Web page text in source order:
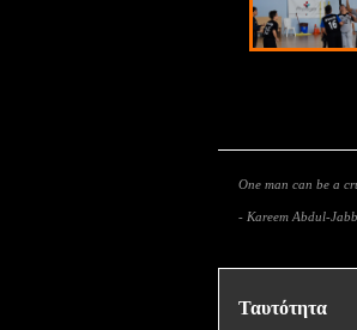
One man can be a
- Kareem Abdul-
Ταυτότητα